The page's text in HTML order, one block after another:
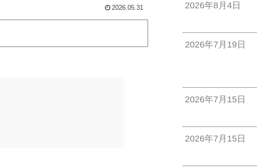
2026.05.31 2026年8月4日
2026年7月19日
2026年7月15日
2026年7月15日